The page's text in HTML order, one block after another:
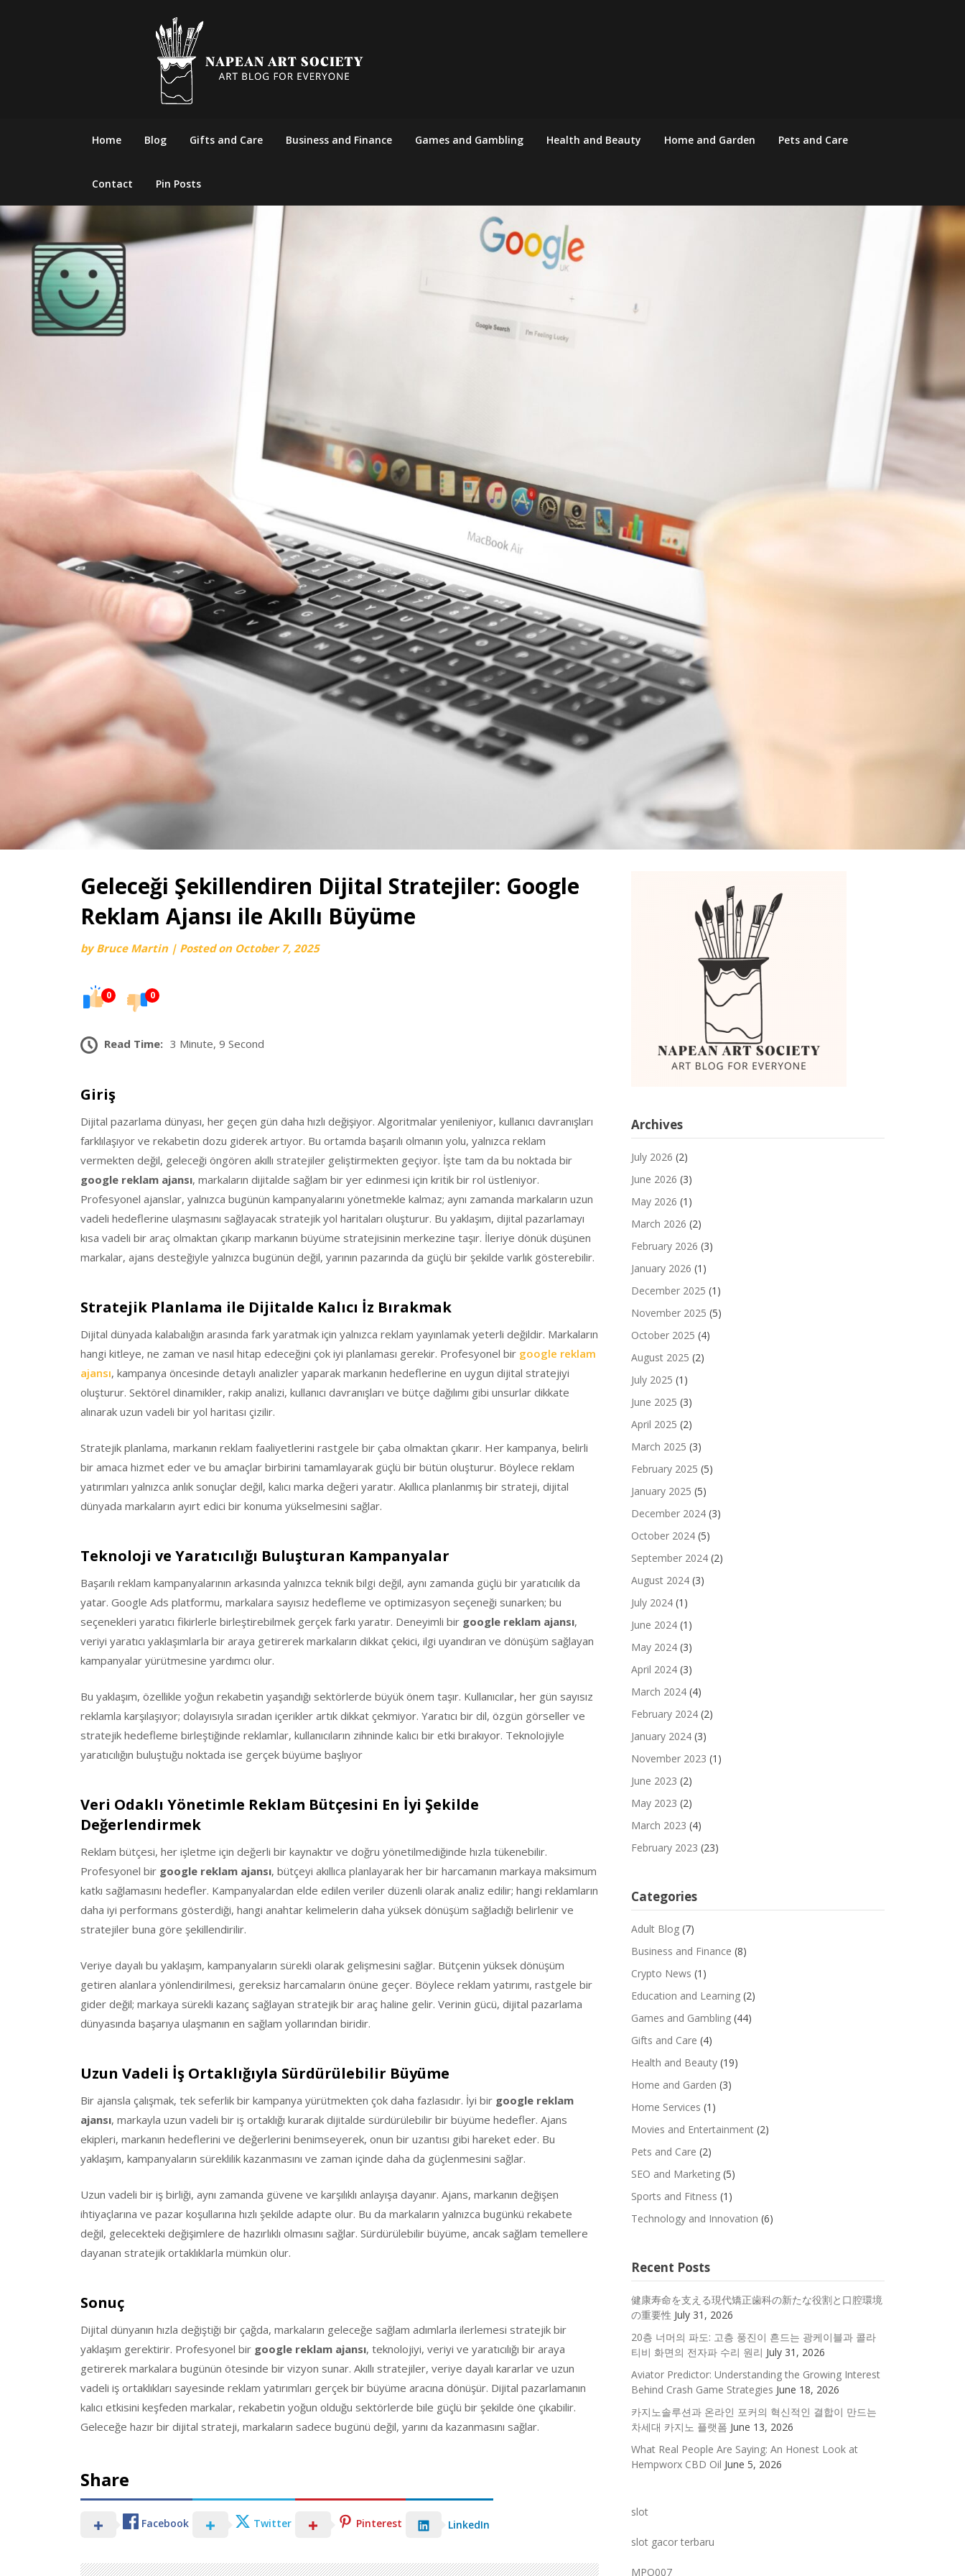
Home Blog Gifts and Care Business and Finance Games and Gambling Health and Beauty Home and Garden Pets and Care
Contact Pin Posts
Geleceği Şekillendiren Dijital Stratejiler: Google
Reklam Ajansı ile Akıllı Büyüme
byBruce Martin | Posted on October 7, 2025
0 0
Read Time: 3 Minute, 9 Second
Giriş
Dijital pazarlama dünyası, her geçen gün daha hızlı değişiyor. Algoritmalar yenileniyor, kullanıcı davranışları
farklılaşıyor ve rekabetin dozu giderek artıyor. Bu ortamda başarılı olmanın yolu, yalnızca reklam
vermekten değil, geleceği öngören akıllı stratejiler geliştirmekten geçiyor. İşte tam da bu noktada bir
google reklam ajansı, markaların dijitalde sağlam bir yer edinmesi için kritik bir rol üstleniyor.
Profesyonel ajanslar, yalnızca bugünün kampanyalarını yönetmekle kalmaz; aynı zamanda markaların uzun
vadeli hedeflerine ulaşmasını sağlayacak stratejik yol haritaları oluşturur. Bu yaklaşım, dijital pazarlamayı
kısa vadeli bir araç olmaktan çıkarıp markanın büyüme stratejisinin merkezine taşır. İleriye dönük düşünen
markalar, ajans desteğiyle yalnızca bugünün değil, yarının pazarında da güçlü bir şekilde varlık gösterebilir.
Stratejik Planlama ile Dijitalde Kalıcı İz Bırakmak
Dijital dünyada kalabalığın arasında fark yaratmak için yalnızca reklam yayınlamak yeterli değildir. Markaların
hangi kitleye, ne zaman ve nasıl hitap edeceğini çok iyi planlaması gerekir. Profesyonel bir google reklam
ajansı, kampanya öncesinde detaylı analizler yaparak markanın hedeflerine en uygun dijital stratejiyi
oluşturur. Sektörel dinamikler, rakip analizi, kullanıcı davranışları ve bütçe dağılımı gibi unsurlar dikkate
alınarak uzun vadeli bir yol haritası çizilir.
Stratejik planlama, markanın reklam faaliyetlerini rastgele bir çaba olmaktan çıkarır. Her kampanya, belirli
bir amaca hizmet eder ve bu amaçlar birbirini tamamlayarak güçlü bir bütün oluşturur. Böylece reklam
yatırımları yalnızca anlık sonuçlar değil, kalıcı marka değeri yaratır. Akıllıca planlanmış bir strateji, dijital
dünyada markaların ayırt edici bir konuma yükselmesini sağlar.
Teknoloji ve Yaratıcılığı Buluşturan Kampanyalar
Başarılı reklam kampanyalarının arkasında yalnızca teknik bilgi değil, aynı zamanda güçlü bir yaratıcılık da
yatar. Google Ads platformu, markalara sayısız hedefleme ve optimizasyon seçeneği sunarken; bu
seçenekleri yaratıcı fikirlerle birleştirebilmek gerçek farkı yaratır. Deneyimli bir google reklam ajansı,
veriyi yaratıcı yaklaşımlarla bir araya getirerek markaların dikkat çekici, ilgi uyandıran ve dönüşüm sağlayan
kampanyalar yürütmesine yardımcı olur.
Bu yaklaşım, özellikle yoğun rekabetin yaşandığı sektörlerde büyük önem taşır. Kullanıcılar, her gün sayısız
reklamla karşılaşıyor; dolayısıyla sıradan içerikler artık dikkat çekmiyor. Yaratıcı bir dil, özgün görseller ve
stratejik hedefleme birleştiğinde reklamlar, kullanıcıların zihninde kalıcı bir etki bırakıyor. Teknolojiyle
yaratıcılığın buluştuğu noktada ise gerçek büyüme başlıyor
Veri Odaklı Yönetimle Reklam Bütçesini En İyi Şekilde
Değerlendirmek
Reklam bütçesi, her işletme için değerli bir kaynaktır ve doğru yönetilmediğinde hızla tükenebilir.
Profesyonel bir google reklam ajansı, bütçeyi akıllıca planlayarak her bir harcamanın markaya maksimum
katkı sağlamasını hedefler. Kampanyalardan elde edilen veriler düzenli olarak analiz edilir; hangi reklamların
daha iyi performans gösterdiği, hangi anahtar kelimelerin daha yüksek dönüşüm sağladığı belirlenir ve
stratejiler buna göre şekillendirilir.
Veriye dayalı bu yaklaşım, kampanyaların sürekli olarak gelişmesini sağlar. Bütçenin yüksek dönüşüm
getiren alanlara yönlendirilmesi, gereksiz harcamaların önüne geçer. Böylece reklam yatırımı, rastgele bir
gider değil; markaya sürekli kazanç sağlayan stratejik bir araç haline gelir. Verinin gücü, dijital pazarlama
dünyasında başarıya ulaşmanın en sağlam yollarından biridir.
Uzun Vadeli İş Ortaklığıyla Sürdürülebilir Büyüme
Bir ajansla çalışmak, tek seferlik bir kampanya yürütmekten çok daha fazlasıdır. İyi bir google reklam
ajansı, markayla uzun vadeli bir iş ortaklığı kurarak dijitalde sürdürülebilir bir büyüme hedefler. Ajans
ekipleri, markanın hedeflerini ve değerlerini benimseyerek, onun bir uzantısı gibi hareket eder. Bu
yaklaşım, kampanyaların süreklilik kazanmasını ve zaman içinde daha da güçlenmesini sağlar.
Uzun vadeli bir iş birliği, aynı zamanda güvene ve karşılıklı anlayışa dayanır. Ajans, markanın değişen
ihtiyaçlarına ve pazar koşullarına hızlı şekilde adapte olur. Bu da markaların yalnızca bugünkü rekabete
değil, gelecekteki değişimlere de hazırlıklı olmasını sağlar. Sürdürülebilir büyüme, ancak sağlam temellere
dayanan stratejik ortaklıklarla mümkün olur.
Sonuç
Dijital dünyanın hızla değiştiği bir çağda, markaların geleceğe sağlam adımlarla ilerlemesi stratejik bir
yaklaşım gerektirir. Profesyonel bir google reklam ajansı, teknolojiyi, veriyi ve yaratıcılığı bir araya
getirerek markalara bugünün ötesinde bir vizyon sunar. Akıllı stratejiler, veriye dayalı kararlar ve uzun
vadeli iş ortaklıkları sayesinde reklam yatırımları gerçek bir büyüme aracına dönüşür. Dijital pazarlamanın
kalıcı etkisini keşfeden markalar, rekabetin yoğun olduğu sektörlerde bile güçlü bir şekilde öne çıkabilir.
Geleceğe hazır bir dijital strateji, markaların sadece bugünü değil, yarını da kazanmasını sağlar.
Share
Facebook Twitter Pinterest LinkedIn
Archives
July 2026 (2)
June 2026 (3)
May 2026 (1)
March 2026 (2)
February 2026 (3)
January 2026 (1)
December 2025 (1)
November 2025 (5)
October 2025 (4)
August 2025 (2)
July 2025 (1)
June 2025 (3)
April 2025 (2)
March 2025 (3)
February 2025 (5)
January 2025 (5)
December 2024(3)
October 2024(5)
September 2024(2)
August 2024(3)
July 2024(1)
June 2024(1)
May 2024(3)
April 2024(3)
March 2024(4)
February 2024(2)
January 2024(3)
November 2023 (1)
June 2023 (2)
May 2023 (2)
March 2023 (4)
February 2023 (23)
Categories
Adult Blog(7)
Business and Finance (8)
Crypto News (1)
Education and Learning(2)
Games and Gambling(44)
Gifts and Care (4)
Health and Beauty(19)
Home and Garden (3)
Home Services (1)
Movies and Entertainment(2)
Pets and Care (2)
SEO and Marketing(5)
Sports and Fitness (1)
Technology and Innovation (6)
Recent Posts
健康寿命を支える現代矯正歯科の新たな役割と口腔環境
の重要性 July 31, 2026
20층 너머의 파도: 고층 풍진이 흔드는 광케이블과 콜라
티비 화면의 전자파 수리 원리 July 31, 2026
Aviator Predictor: Understanding the Growing Interest
Behind Crash Game Strategies June 18, 2026
카지노솔루션과 온라인 포커의 혁신적인 결합이 만드는
차세대 카지노 플랫폼 June 13, 2026
What Real People Are Saying: An Honest Look at
Hempworx CBD Oil June 5, 2026
slot
slot gacor terbaru
MPO007